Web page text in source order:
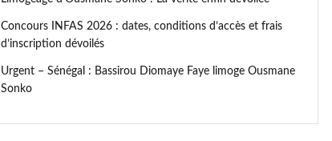
Concours INFAS 2026 : dates, conditions d’accès et frais
d’inscription dévoilés
Urgent – Sénégal : Bassirou Diomaye Faye limoge Ousmane
Sonko